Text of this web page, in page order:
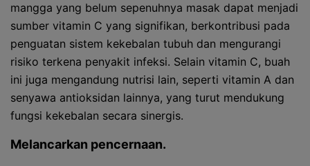
mangga yang belum sepenuhnya masak dapat menjadi
sumber vitamin C yang signifikan, berkontribusi pada
penguatan sistem kekebalan tubuh dan mengurangi
risiko terkena penyakit infeksi. Selain vitamin C, buah
ini juga mengandung nutrisi lain, seperti vitamin A dan
senyawa antioksidan lainnya, yang turut mendukung
fungsi kekebalan secara sinergis.
Melancarkan pencernaan.